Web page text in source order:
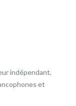
indépendant,
et